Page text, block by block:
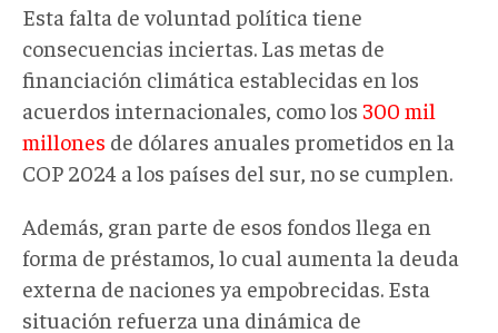
Esta falta de voluntad política tiene
consecuencias inciertas. Las metas de
financiación climática establecidas en los
acuerdos internacionales, como los 300 mil
millones de dólares anuales prometidos en la
COP 2024 a los países del sur, no se cumplen.
Además, gran parte de esos fondos llega en
forma de préstamos, lo cual aumenta la deuda
externa de naciones ya empobrecidas. Esta
situación refuerza una dinámica de